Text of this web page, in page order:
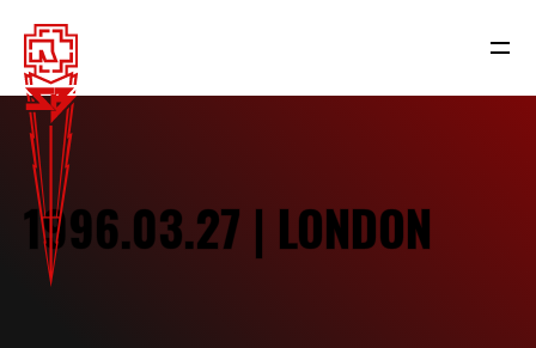
1996.03.27 | LONDON